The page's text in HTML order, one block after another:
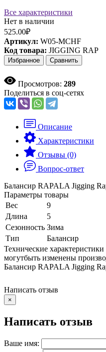
Все характеристики
Нет в наличии
525.00₽
Артикул: W05-MCHF
Код товара: JIGGING RAP
Избранное Сравнить
Просмотров: 289
Поделиться в соц-сетях
Описание
Характеристики
Отзывы (0)
Вопрос-ответ
Балансир RAPALA Jigging
Параметры товары
Вес
9
Длина
5
Сезонность Зима
Тип
Балансир
Технические
могутбыть изменены
Балансир RAPALA Jigging
Написать отзыв
×
Написать отзыв
Ваше имя: